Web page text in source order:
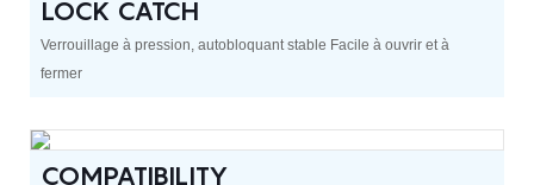
LOCK CATCH
Verrouillage à pression, autobloquant stable Facile à ouvrir et à
fermer
COMPATIBILITY